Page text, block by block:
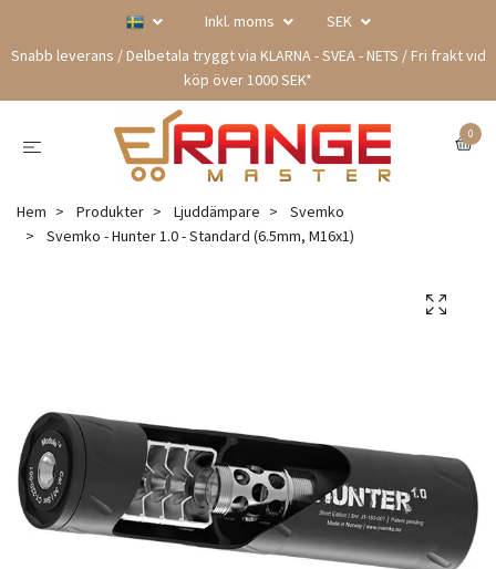
Inkl. moms
SEK
Snabb leverans / Delbetala tryggt via KLARNA - SVEA - NETS / Fri frakt vid
köp över 1000 SEK*
0
Hem Produkter Ljuddämpare
Svemko
Svemko - Hunter 1.0 - Standard (6.5mm, M16x1)